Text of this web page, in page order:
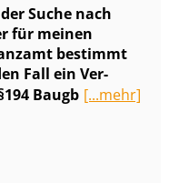
Suche nach
für meinen
bestimmt
Fall ein Ver­
Baugb [...mehr]